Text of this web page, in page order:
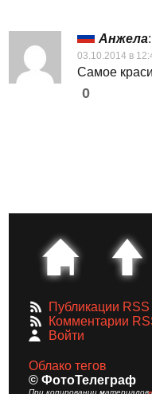
Анжела:
03.10.2014 в
Самое
0
Публикации RSS
Комментарии
Войти
Облако тегов
© ФотоТелеграф
При копировании материалов